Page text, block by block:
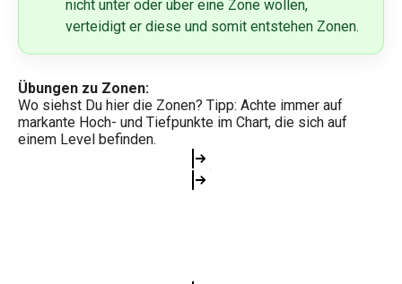
nicht unter oder über eine Zone wollen,
verteidigt er diese und somit entstehen Zonen.
Übungen zu Zonen:
Wo siehst Du hier die Zonen? Tipp: Achte immer auf
markante Hoch- und Tiefpunkte im Chart, die sich auf
einem Level befinden.